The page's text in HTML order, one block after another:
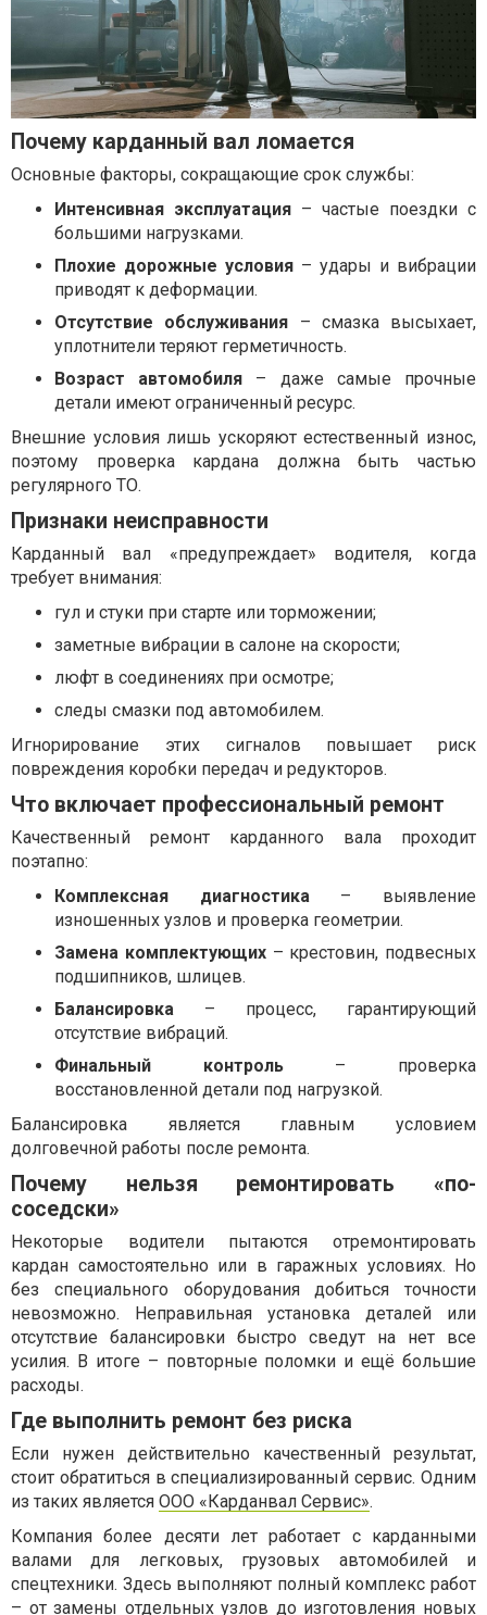
Почему карданный вал ломается
Основные факторы, сокращающие срок службы:
Интенсивная эксплуатация – частые поездки с
большими нагрузками.
Плохие дорожные условия – удары и вибрации
приводят к деформации.
Отсутствие обслуживания – смазка высыхает,
уплотнители теряют герметичность.
Возраст автомобиля – даже самые прочные
детали имеют ограниченный ресурс.
Внешние условия лишь ускоряют естественный износ,
поэтому проверка кардана должна быть частью
регулярного ТО.
Признаки неисправности
Карданный вал «предупреждает» водителя, когда
требует внимания:
гул и стуки при старте или торможении;
заметные вибрации в салоне на скорости;
люфт в соединениях при осмотре;
следы смазки под автомобилем.
Игнорирование этих сигналов повышает риск
повреждения коробки передач и редукторов.
Что включает профессиональный ремонт
Качественный ремонт карданного вала проходит
поэтапно:
Комплексная диагностика – выявление
изношенных узлов и проверка геометрии.
Замена комплектующих– крестовин, подвесных
подшипников, шлицев.
Балансировка – процесс, гарантирующий
отсутствие вибраций.
Финальный контроль– проверка
восстановленной детали под нагрузкой.
Балансировка является главным условием
долговечной работы после ремонта.
Почему нельзя ремонтировать «по-
соседски»
Некоторые водители пытаются отремонтировать
кардан самостоятельно или в гаражных условиях. Но
без специального оборудования добиться точности
невозможно. Неправильная установка деталей или
отсутствие балансировки быстро сведут на нет все
усилия. В итоге – повторные поломки и ещё большие
расходы.
Где выполнить ремонт без риска
Если нужен действительно качественный результат,
стоит обратиться в специализированный сервис. Одним
из таких является ООО «Карданвал Сервис».
Компания более десяти лет работает с карданными
валами для легковых, грузовых автомобилей и
спецтехники. Здесь выполняют полный комплекс работ
– от замены отдельных узлов до изготовления новых